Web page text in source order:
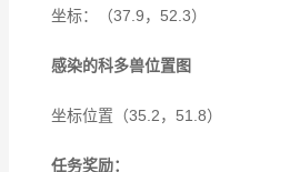
坐标：（37.9，52.3）
感染的科多兽位置图
坐标位置（35.2，51.8）
任务奖励：